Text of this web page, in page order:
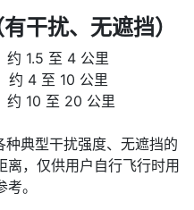
干扰、无遮挡）
约 1.5 至 4 公里
约 4 至 10 公里
约 10 至 20 公里
典型干扰强度、无遮挡的
，仅供用户自行飞行时用
。